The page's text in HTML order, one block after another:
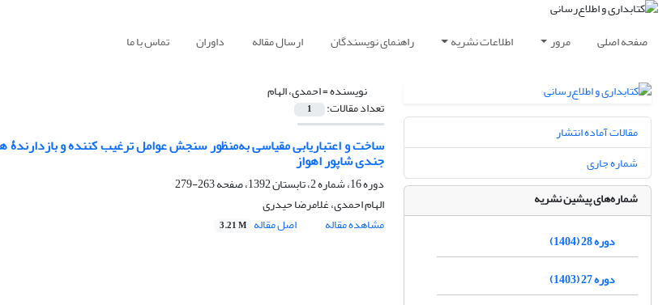
صفحه اصلی مرور اطلاعات نشریه راهنمای نویسندگان ارسال مقاله داوران تماس با ما
نویسنده =احمدی، الهام
تعداد مقالات: 1
ساخت و اعتباریابی مقیاسی به‌منظور سنجش عوامل ترغیب کننده و
جندی شاپور اهواز
دوره 16، شماره 2، تابستان 1392، صفحه
263-279
الهام احمدی، غلامرضا حیدری
مشاهده مقاله
اصل مقاله 3.21 M
مقالات آماده انتشار
شماره جاری
شماره‌های پیشین نشریه
دوره 28 (1404)
دوره 27 (1403)